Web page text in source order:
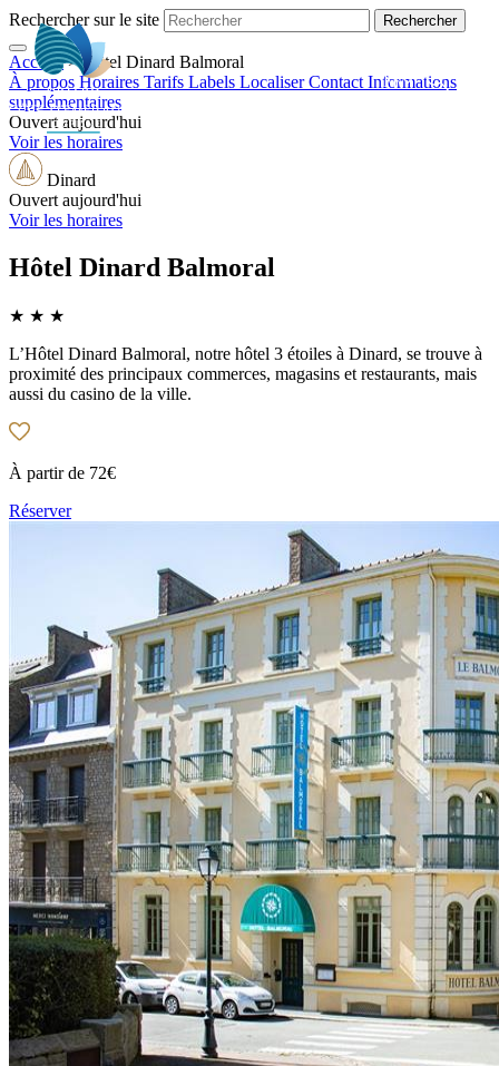
Rechercher sur le site
FR
Accueil>Hôtel Dinard Balmoral
À propos Horaires Tarifs Labels Localiser Contact Informations
supplémentaires
Ouvert aujourd'hui
Voir les horaires
Dinard
Ouvert aujourd'hui
Voir les horaires
Hôtel Dinard Balmoral
★ ★ ★
L’Hôtel Dinard Balmoral, notre hôtel 3 étoiles à Dinard, se trouve à
proximité des principaux commerces, magasins et restaurants, mais
aussi du casino de la ville.
À partir de 72€
Réserver